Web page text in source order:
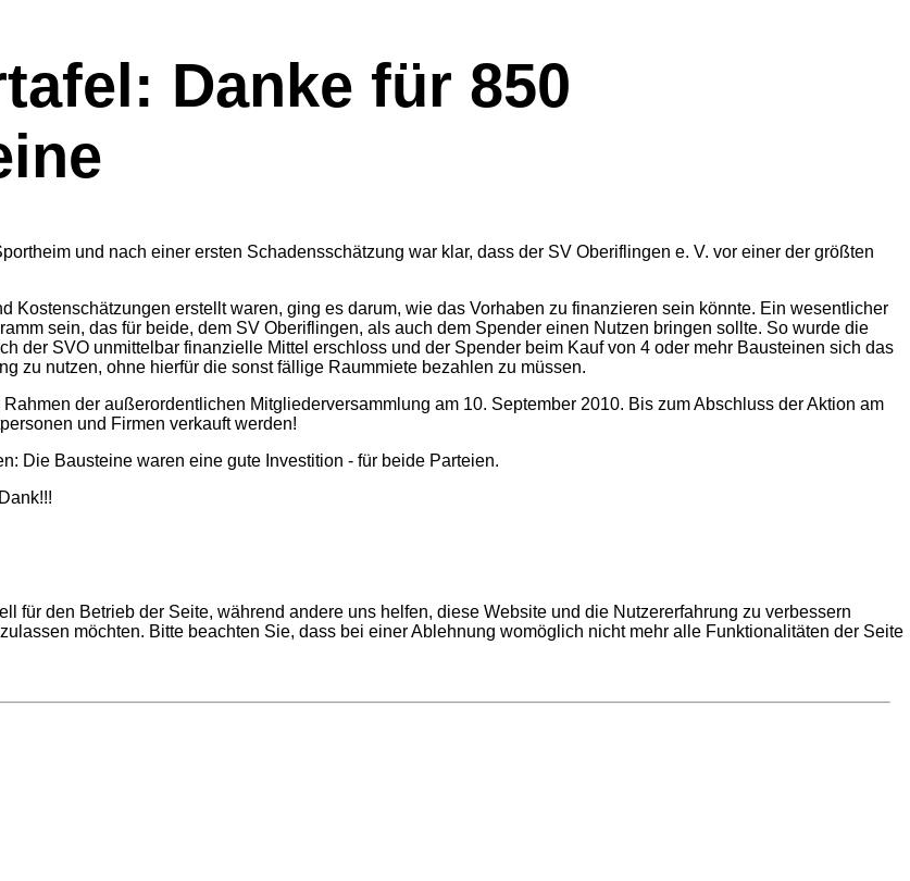
Danke für 850
und nach einer ersten Schadensschätzung war klar, dass der SV Oberiflingen e. V. vor einer der größten
Kostenschätzungen erstellt waren, ging es darum, wie das Vorhaben zu finanzieren sein könnte. Ein wesentlicher
sein, das für beide, dem SV Oberiflingen, als auch dem Spender einen Nutzen bringen sollte. So wurde die
der SVO unmittelbar finanzielle Mittel erschloss und der Spender beim Kauf von 4 oder mehr Bausteinen sich das
zu nutzen, ohne hierfür die sonst fällige Raummiete bezahlen zu müssen.
der außerordentlichen Mitgliederversammlung am 10. September 2010. Bis zum Abschluss der Aktion am
und Firmen verkauft werden!
Die Bausteine waren eine gute Investition - für beide Parteien.
Spendertafel Bausteineprogramm
für den Betrieb der Seite, während andere uns helfen, diese Website und die Nutzererfahrung zu verbessern
möchten. Bitte beachten Sie, dass bei einer Ablehnung womöglich nicht mehr alle Funktionalitäten der Seite